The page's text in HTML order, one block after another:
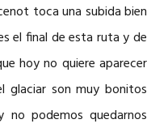
toca una subida bien
el final de esta ruta y de
hoy no quiere aparecer
glaciar son muy bonitos
podemos quedarnos